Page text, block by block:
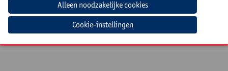
Cookie-instellingen